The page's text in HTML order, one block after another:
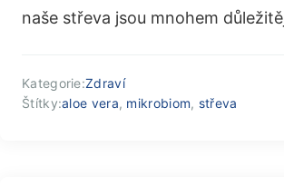
naše střeva jsou mnohem
Kategorie:Zdraví
Štítky:aloe vera, mikrobiom, střeva